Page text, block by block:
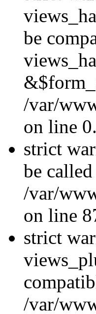
be
/var/
on line 0.
strict
be
/var/
on line
strict
/var/